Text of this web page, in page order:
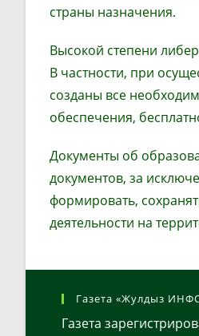
страны назначения.
Высокой степени
В частности, при
созданы все
обеспечения,
Документы об
документов, за
формировать,
деятельности на
Газета «Жулдыз
Газета